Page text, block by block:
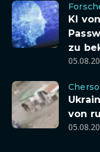
KI
zu
von